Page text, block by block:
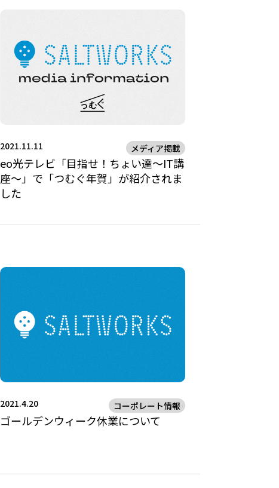
2021.11.11 メディア掲載
eo光テレビ「目指せ！ちょい達～IT講
座～」で「つむぐ年賀」が紹介されま
した
2021.4.20 コーポレート情報
ゴールデンウィーク休業について